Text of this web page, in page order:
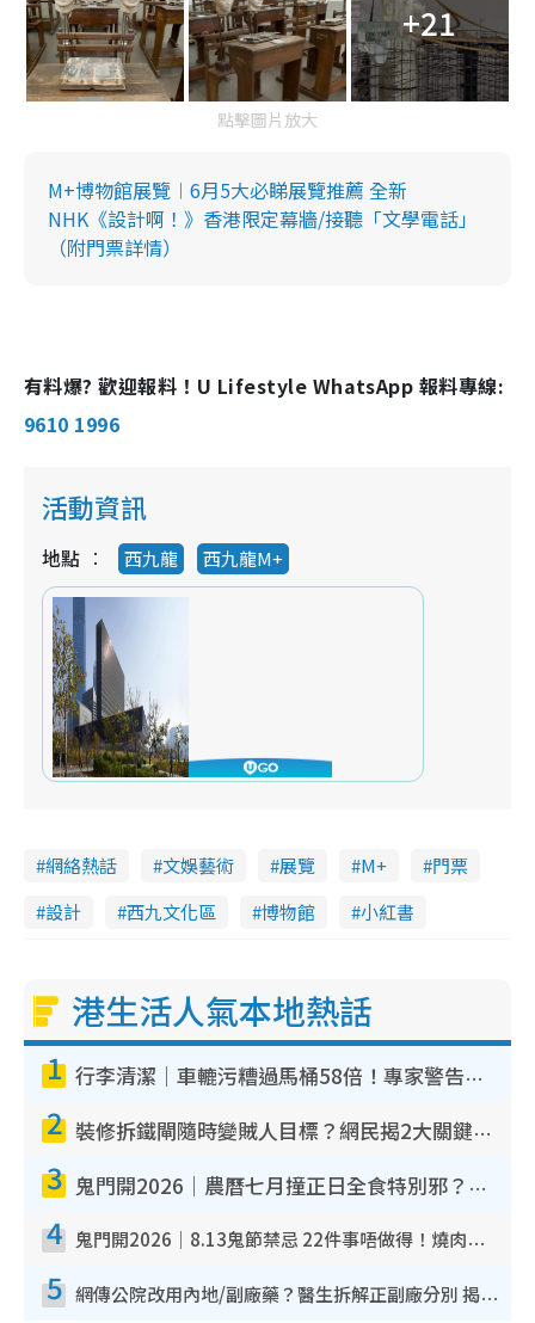
+21
點擊圖片放大
M+博物館展覽︱6月5大必睇展覽推薦 全新
NHK《設計啊！》香港限定幕牆/接聽「文學電話」
（附門票詳情）
有料爆? 歡迎報料！U Lifestyle WhatsApp 報料專線:
9610 1996
活動資訊
地點 西九龍 西九龍M+
網絡熱話 文娛藝術 展覽 M+
門票
設計
西九文化區 博物館 小紅書
港生活人氣本地熱話
1 行李清潔｜車轆污糟過馬桶58倍！專家警告忌用酒精抹 教1招免污手除菌
2 裝修拆鐵閘隨時變賊人目標？網民揭2大關鍵用途：裝新式等於白裝？附新舊鐵閘分別
3 鬼門開2026｜農曆七月撞正日全食特別邪？專家警告切忌做一事！揭4大禁忌+2招保平安
4 鬼門開2026｜8.13鬼節禁忌 22件事唔做得！燒肉、刺身要少食？半夜勿吹口哨/打呢個電話
5 網傳公院改用內地/副廠藥？醫生拆解正副廠分別 揭4類人換藥隨時出事